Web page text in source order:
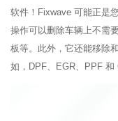
软件！Fixwave 可能正是
操作可以删除车辆上不需
板等。此外，它还能移除
如 ， DPF、EGR、PPF 和